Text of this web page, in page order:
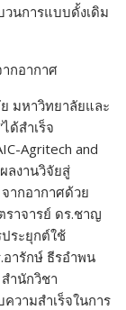
นการแบบดั้งเดิม
กอากาศ
มหาวิทยาลัยและ
ด้สำเร็จ
Agritech and
ลงานวิจัยสู่
ากอากาศด้วย
ราจารย์ ดร.ชาญ
ระยุกต์ใช้
ารักษ์ ธีรอำพน
ำนักวิชา
วามสำเร็จในการ